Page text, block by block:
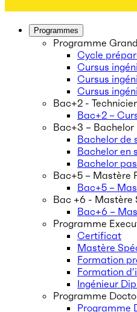
Programmes
Programme
Cycle
Cursus
Cursus
Cursus
Bac+2 -
Bac+2 –
Bac+3 – Bachelor
Bachelor de
Bachelor en
Bachelor
Bac+5 – Mastère
Bac+5 –
Bac +6 - Mastère
Bac+6 –
Programme
Certificat
Mastère
Formation
Formation
Ingénieur
Programme
Programme